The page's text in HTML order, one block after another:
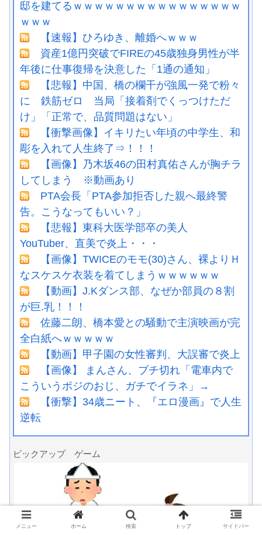
邸を建てるｗｗｗｗｗｗｗｗｗｗｗｗｗｗｗｗ
ｗｗｗ
【速報】ひろゆき、離婚へｗｗｗ
資産1億円突破でFIREの45歳独身男性が半
年後に仕事復帰を決意した「1通の通知」
【悲報】中国、橋の欄干が強風一発で粉々
に 鉄筋ゼロ 当局「接着剤でくっつけただ
け」「正常で、品質問題はない」
【衝撃画像】イキリたい年頃の中学生、和
彫を入れて人生終了⇒！！！
【画像】乃木坂46の田村真佑さんが胸チラ
してしまう ※動画あり
PTA会長「PTA参加拒否した親へ最終警
告。こうなってもいい？」
【悲報】東科大医学部卒の美人
YouTuber、直美で炎上・・・
【画像】TWICEのモモ(30)さん、裸よりＨ
なスケスケ衣装を着てしまうｗｗｗｗｗｗ
【動画】J.Kダンス部、なぜか部員の８割
が巨.乳！！！
佐藤二朗、橋本愛との騒動で主演映画が完
全白紙へｗｗｗｗｗ
【動画】甲子園の女性審判、大誤審で炎上
【画像】 まんさん、ブチ切れ「電車内で
こういうポジのおじ、ガチでイラネ」→
【衝撃】34歳ニート、『エロ漫画』で人生
逆転
ピックアップ ゲーム
メニュー ホーム 検索 トップ サイドバー